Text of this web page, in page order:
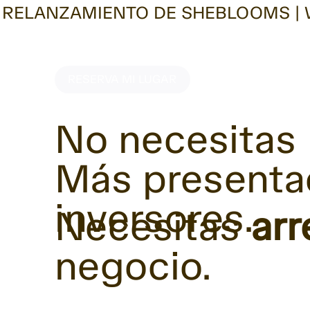
RELANZAMIENTO DE SHEBLOOMS |
No necesitas
Más
inversores.
Necesitas
negocio.